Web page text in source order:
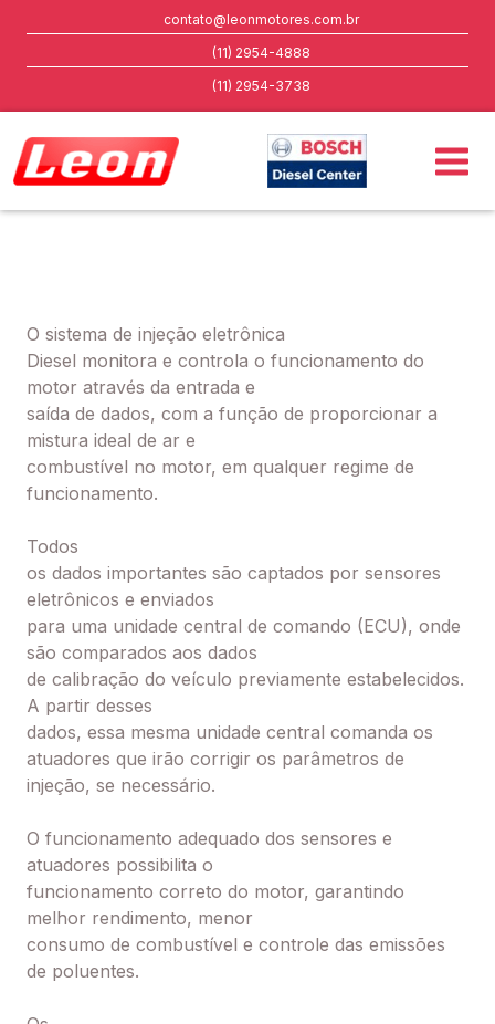
contato@leonmotores.com.br
(11) 2954-4888
(11) 2954-3738
O sistema de injeção eletrônica
Diesel monitora e controla o funcionamento do
motor através da entrada e
saída de dados, com a função de proporcionar a
mistura ideal de ar e
combustível no motor, em qualquer regime de
funcionamento.
Todos
os dados importantes são captados por sensores
eletrônicos e enviados
para uma unidade central de comando (ECU), onde
são comparados aos dados
de calibração do veículo previamente estabelecidos.
A partir desses
dados, essa mesma unidade central comanda os
atuadores que irão corrigir os parâmetros de
injeção, se necessário.
O funcionamento adequado dos sensores e
atuadores possibilita o
funcionamento correto do motor, garantindo
melhor rendimento, menor
consumo de combustível e controle das emissões
de poluentes.